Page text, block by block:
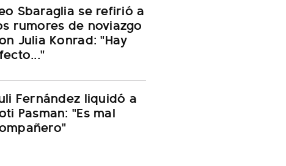
Sbaraglia se refirió a
rumores de noviazgo
Julia Konrad: "Hay
Fernández liquidó a
Pasman: "Es mal